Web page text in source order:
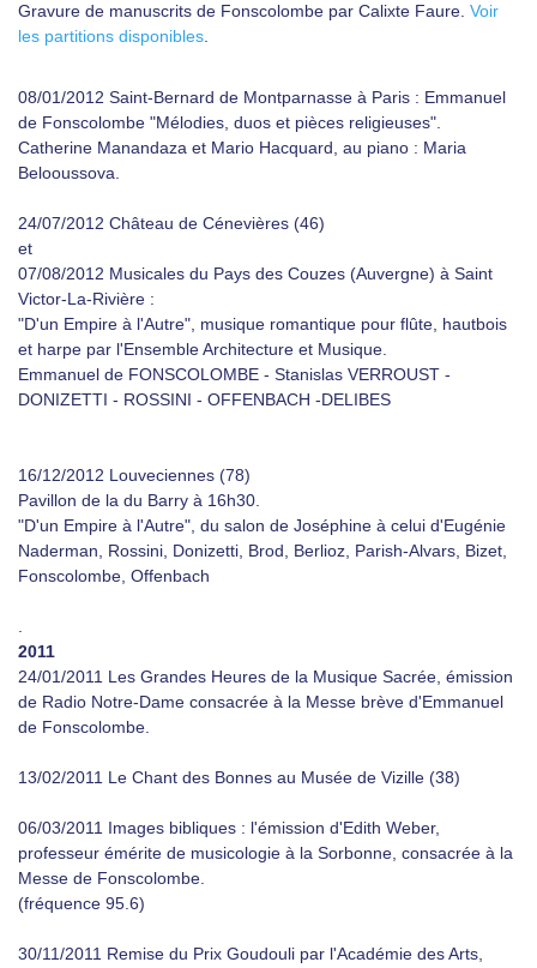
Gravure de manuscrits de Fonscolombe par Calixte Faure. Voir
les partitions disponibles
08/01/2012 Saint-Bernard de Montparnasse à Paris : Emmanuel
de Fonscolombe "Mélodies, duos et pièces religieuses".
Catherine Manandaza et Mario Hacquard, au piano : Maria
Belooussova.
24/07/2012 Château de Cénevières (46)
et
07/08/2012 Musicales du Pays des Couzes (Auvergne) à Saint
Victor-La-Rivière :
"D'un Empire à l'Autre", musique romantique pour flûte, hautbois
et harpe par l'Ensemble Architecture et Musique.
Emmanuel de FONSCOLOMBE - Stanislas VERROUST -
DONIZETTI - ROSSINI - OFFENBACH -DELIBES
16/12/2012 Louveciennes (78)
Pavillon de la du Barry à 16h30.
"D'un Empire à l'Autre", du salon de Joséphine à celui d'Eugénie
Naderman, Rossini, Donizetti, Brod, Berlioz, Parish-Alvars, Bizet,
Fonscolombe, Offenbach
2011
24/01/2011 Les Grandes Heures de la Musique Sacrée, émission
de Radio Notre-Dame consacrée à la Messe brève d'Emmanuel
de Fonscolombe.
13/02/2011 Le Chant des Bonnes au Musée de Vizille (38)
06/03/2011 Images bibliques : l'émission d'Edith Weber,
professeur émérite de musicologie à la Sorbonne, consacrée à la
Messe de Fonscolombe.
(fréquence 95.6)
30/11/2011 Remise du Prix Goudouli par l'Académie des Arts,